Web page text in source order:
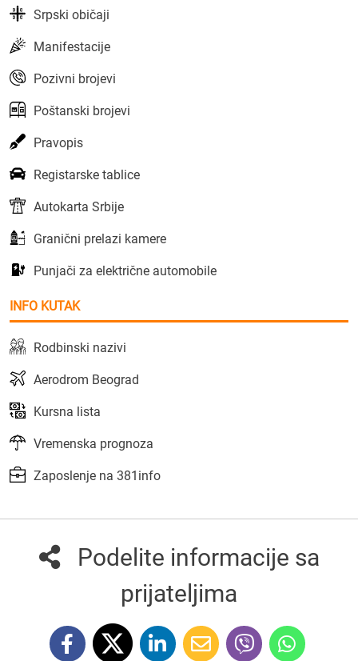
Srpski običaji
Manifestacije
Pozivni brojevi
Poštanski brojevi
Pravopis
Registarske tablice
Autokarta Srbije
Granični prelazi kamere
Punjači za električne automobile
INFO KUTAK
Rodbinski nazivi
Aerodrom Beograd
Kursna lista
Vremenska prognoza
Zaposlenje na 381info
Podelite informacije sa
prijateljima